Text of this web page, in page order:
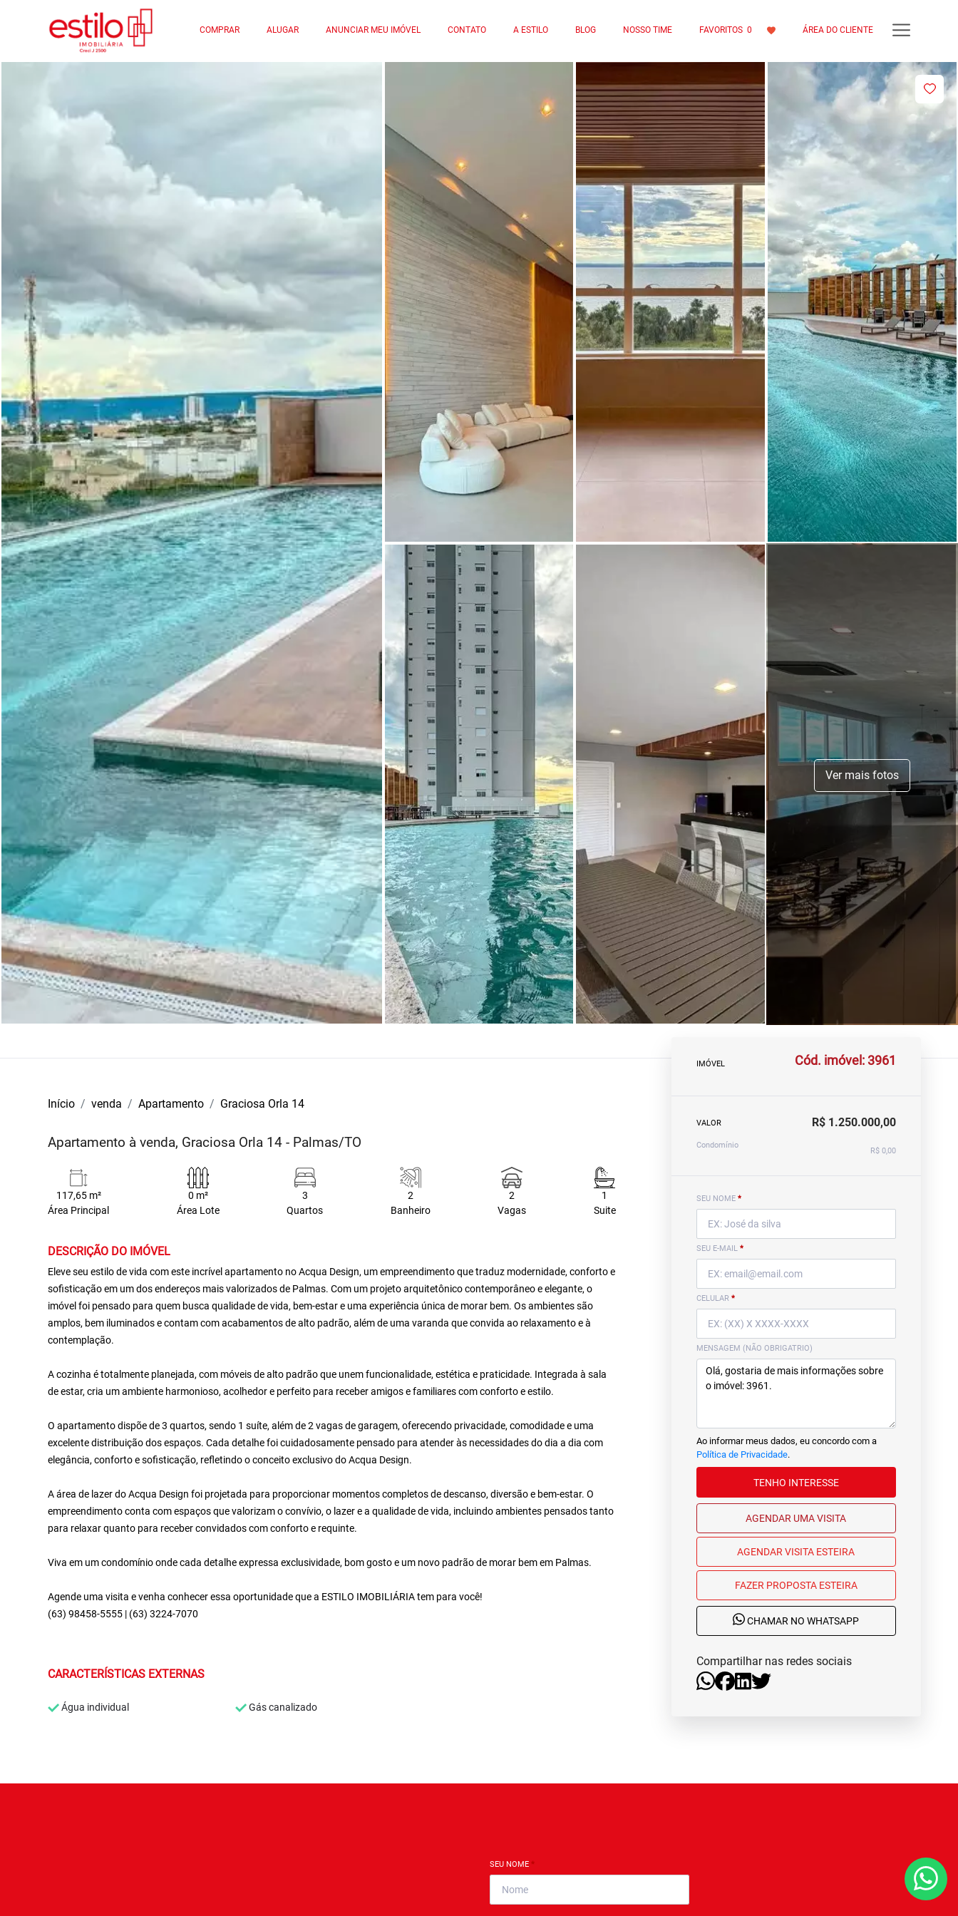
COMPRAR ALUGAR ANUNCIAR MEU IMÓVEL CONTATO A ESTILO BLOG NOSSO TIME FAVORITOS 0 ÁREA DO CLIENTE
Ver mais fotos
Início venda Apartamento Graciosa Orla 14
Apartamento à venda, Graciosa Orla 14 - Palmas/TO
117,65 m²
Área Principal
0 m²
Área Lote
3
Quartos
2
Banheiro
2
Vagas
1
Suite
DESCRIÇÃO DO IMÓVEL
Eleve seu estilo de vida com este incrível apartamento no Acqua Design, um empreendimento que traduz modernidade, conforto e
sofisticação em um dos endereços mais valorizados de Palmas. Com um projeto arquitetônico contemporâneo e elegante, o
imóvel foi pensado para quem busca qualidade de vida, bem-estar e uma experiência única de morar bem. Os ambientes são
amplos, bem iluminados e contam com acabamentos de alto padrão, além de uma varanda que convida ao relaxamento e à
contemplação.
A cozinha é totalmente planejada, com móveis de alto padrão que unem funcionalidade, estética e praticidade. Integrada à sala
de estar, cria um ambiente harmonioso, acolhedor e perfeito para receber amigos e familiares com conforto e estilo.
O apartamento dispõe de 3 quartos, sendo 1 suíte, além de 2 vagas de garagem, oferecendo privacidade, comodidade e uma
excelente distribuição dos espaços. Cada detalhe foi cuidadosamente pensado para atender às necessidades do dia a dia com
elegância, conforto e sofisticação, refletindo o conceito exclusivo do Acqua Design.
A área de lazer do Acqua Design foi projetada para proporcionar momentos completos de descanso, diversão e bem-estar. O
empreendimento conta com espaços que valorizam o convívio, o lazer e a qualidade de vida, incluindo ambientes pensados tanto
para relaxar quanto para receber convidados com conforto e requinte.
Viva em um condomínio onde cada detalhe expressa exclusividade, bom gosto e um novo padrão de morar bem em Palmas.
Agende uma visita e venha conhecer essa oportunidade que a ESTILO IMOBILIÁRIA tem para você!
(63) 98458-5555 | (63) 3224-7070
CARACTERÍSTICAS EXTERNAS
Água individual Gás canalizado
IMÓVEL Cód. imóvel: 3961
VALOR R$ 1.250.000,00
Condomínio
R$ 0,00
SEU NOME *
SEU E-MAIL *
CELULAR *
MENSAGEM (NÃO OBRIGATRIO)
Ao informar meus dados, eu concordo com a
Política de Privacidade.
TENHO INTERESSE
AGENDAR UMA VISITA
AGENDAR VISITA ESTEIRA
FAZER PROPOSTA ESTEIRA
CHAMAR NO WHATSAPP
Compartilhar nas redes sociais
SEU NOME *